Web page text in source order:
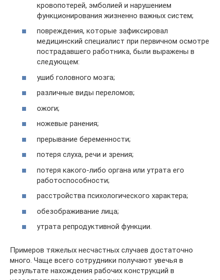
кровопотерей, эмболией и нарушением
функционирования жизненно важных систем;
повреждения, которые зафиксировал
медицинский специалист при первичном осмотре
пострадавшего работника, были выражены в
следующем:
ушиб головного мозга;
различные виды переломов;
ожоги;
ножевые ранения;
прерывание беременности;
потеря слуха, речи и зрения;
потеря какого-либо органа или утрата его
работоспособности;
расстройства психологического характера;
обезображивание лица;
утрата репродуктивной функции.
Примеров тяжелых несчастных случаев достаточно
много. Чаще всего сотрудники получают увечья в
результате нахождения рабочих конструкций в